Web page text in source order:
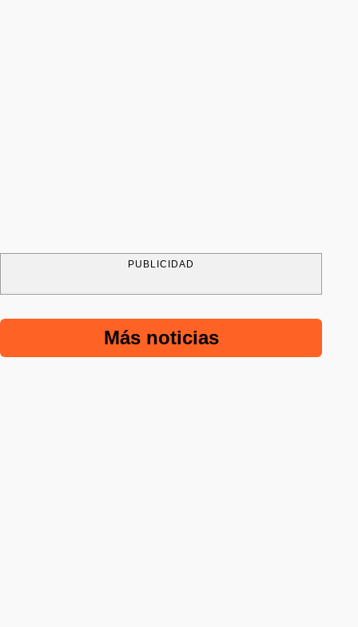
PUBLICIDAD
Más noticias